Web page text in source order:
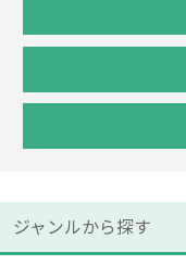
ジャンルから探す